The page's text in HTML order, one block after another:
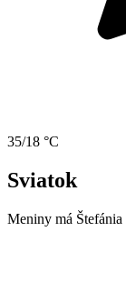
35/18 °C
Sviatok
Meniny má Štefánia